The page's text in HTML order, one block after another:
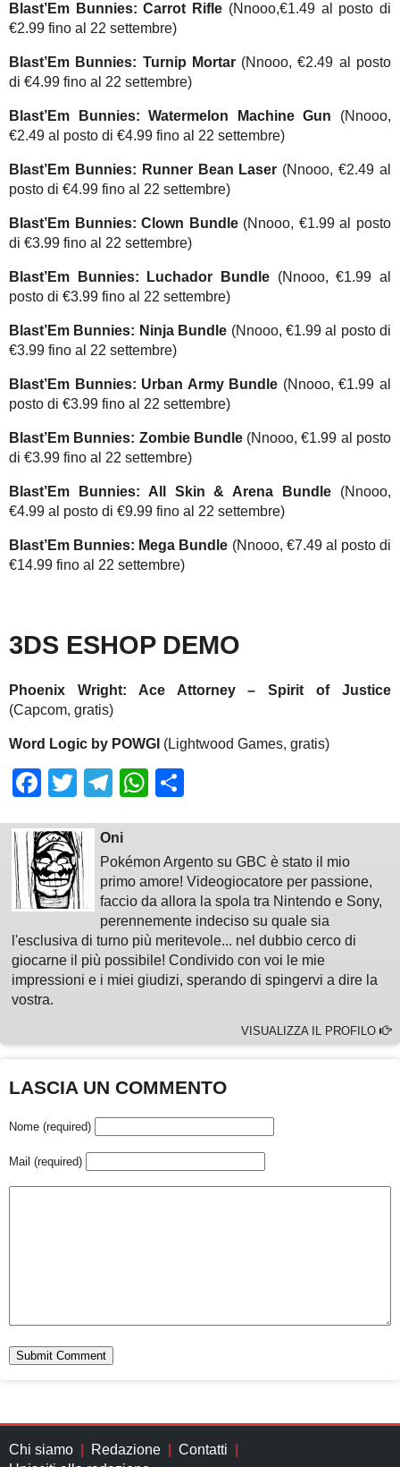
Blast’Em Bunnies: Carrot Rifle (Nnooo,€1.49 al posto di
€2.99 fino al 22 settembre)
Blast’Em Bunnies: Turnip Mortar(Nnooo, €2.49 al posto
di €4.99 fino al 22 settembre)
Blast’Em Bunnies: Watermelon Machine Gun (Nnooo,
€2.49 al posto di €4.99 fino al 22 settembre)
Blast’Em Bunnies: Runner Bean Laser (Nnooo, €2.49 al
posto di €4.99 fino al 22 settembre)
Blast’Em Bunnies: Clown Bundle(Nnooo, €1.99 al posto
di €3.99 fino al 22 settembre)
Blast’Em Bunnies: Luchador Bundle (Nnooo, €1.99 al
posto di €3.99 fino al 22 settembre)
Blast’Em Bunnies: Ninja Bundle (Nnooo, €1.99 al posto di
€3.99 fino al 22 settembre)
Blast’Em Bunnies: Urban Army Bundle (Nnooo, €1.99 al
posto di €3.99 fino al 22 settembre)
Blast’Em Bunnies: Zombie Bundle(Nnooo, €1.99 al posto
di €3.99 fino al 22 settembre)
Blast’Em Bunnies: All Skin & Arena Bundle (Nnooo,
€4.99 al posto di €9.99 fino al 22 settembre)
Blast’Em Bunnies: Mega Bundle (Nnooo, €7.49 al posto di
€14.99 fino al 22 settembre)
3DS ESHOP DEMO
Phoenix Wright: Ace Attorney – Spirit of Justice
(Capcom, gratis)
Word Logic by POWGI (Lightwood Games, gratis)
Facebook
TwitterTelegram
WhatsApp
Oni
Pokémon Argento su GBC è stato il mio
primo amore! Videogiocatore per passione,
faccio da allora la spola tra Nintendo e Sony,
perennemente indeciso su quale sia
l'esclusiva di turno più meritevole... nel dubbio cerco di
giocarne il più possibile! Condivido con voi le mie
impressioni e i miei giudizi, sperando di spingervi a dire la
vostra.
VISUALIZZA IL PROFILO
LASCIA UN COMMENTO
Nome (required)
Mail (required)
Chi siamo Redazione
Contatti